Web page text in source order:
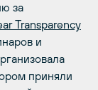
за
Transparency
и
приняли